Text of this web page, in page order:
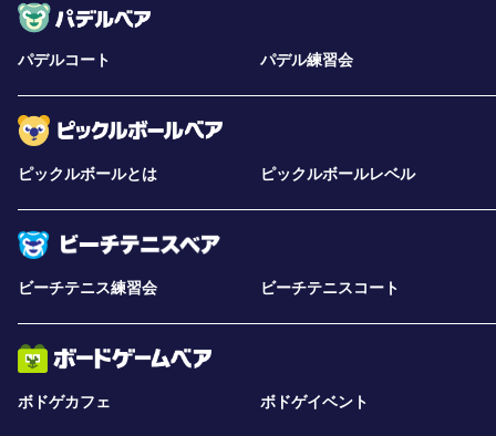
パデルコート パデル練習会
ピックルボールとは ピックルボールレベル
ビーチテニス練習会 ビーチテニスコート
ボドゲカフェ ボドゲイベント